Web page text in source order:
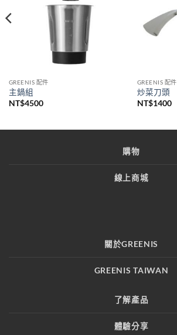
GREENIS 配件
主鍋組
NT$4500
GREENIS 配件
炒菜刀頭
NT$1400
購物
線上商城
關於GREENIS
GREENIS TAIWAN
了解產品
體驗分享